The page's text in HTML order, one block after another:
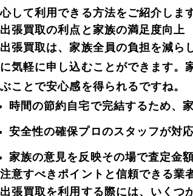
心して利用できる方法をご紹介しま
出張買取の利点と家族の満足度向上
出張買取は、家族全員の負担を減ら
に気軽に申し込むことができます。
ぶことで安心感を得られるですね。
時間の節約自宅で完結するため、
安全性の確保プロのスタッフが対
家族の意見を反映その場で査定金
注意すべきポイントと信頼できる業
出張買取を利用する際には、いくつ